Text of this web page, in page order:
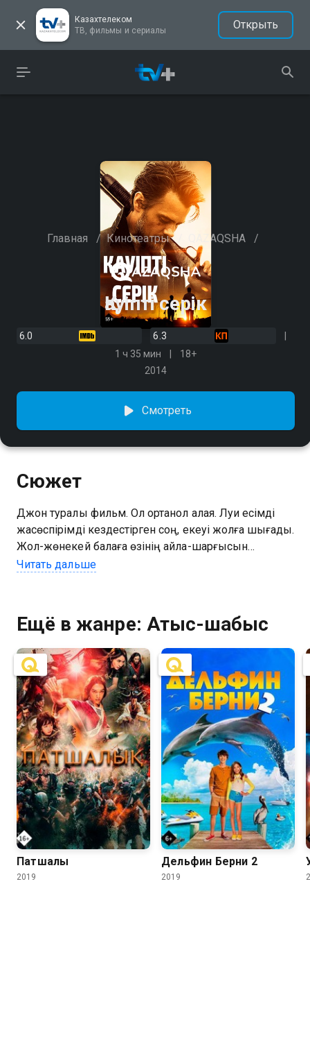
Казахтелеком
ТВ, фильмы и сериалы
Открыть
Главная / Кинотеатры QAZAQSHA /
Қауіпті серік
6.0
6.3
1 ч 35 мин
18+
2014
Смотреть
Сюжет
Джон туралы фильм. Ол ортанқол алаяқ. Луи есімді
жасөспірімді кездестірген соң, екеуі жолға шығады.
Жол-жөнекей балаға өзінің айла-шарғысын
үйретеді.
Читать дальше
Ещё в жанре: Атыс-шабыс
7.0 6.8
Патшалық
2019
8.7 4.6
Дельфин Берни 2
2019